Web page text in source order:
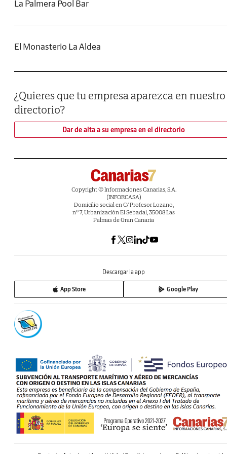
La Palmera Pool Bar
El Monasterio La Aldea
¿Quieres que tu empresa aparezca en nuestro
directorio?
Dar de alta a su empresa en el directorio
Copyright © Informaciones Canarias, S.A.
(INFORCASA)
Domicilio social en C/ Profesor Lozano,
nº 7, Urbanización El Sebadal, 35008 Las
Palmas de Gran Canaria
Descargar la app
App Store Google Play